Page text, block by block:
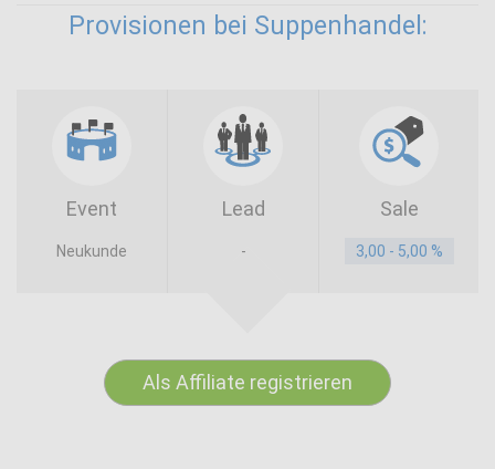
Provisionen bei Suppenhandel:
Event Lead Sale
Neukunde - 3,00 - 5,00 %
Als Affiliate registrieren